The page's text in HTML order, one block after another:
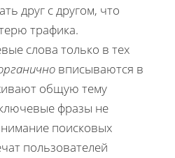
друг с другом, что
трафика.
слова только в тех
вписываются в
общую тему
фразы не
поисковых
пользователей